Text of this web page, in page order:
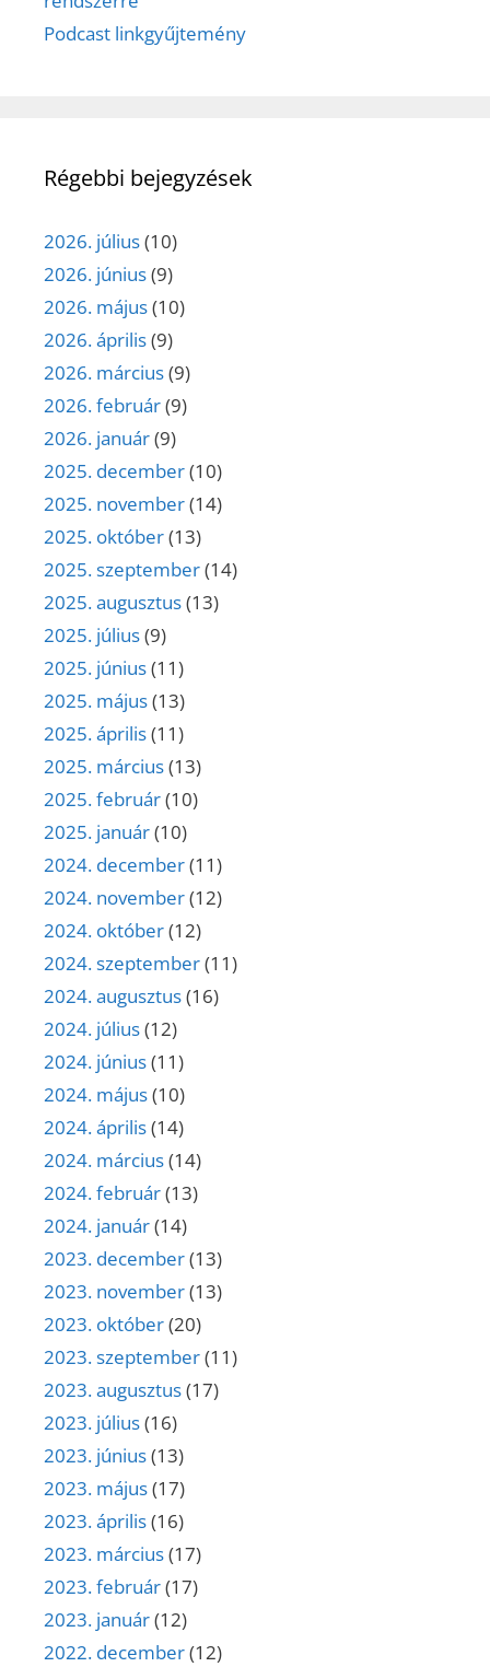
Podcast linkgyűjtemény
Régebbi bejegyzések
2026. július(10)
2026. június(9)
2026. május(10)
2026. április(9)
2026. március(9)
2026. február(9)
2026. január(9)
2025. december(10)
2025. november(14)
2025. október(13)
2025. szeptember(14)
2025. augusztus(13)
2025. július(9)
2025. június(11)
2025. május(13)
2025. április(11)
2025. március(13)
2025. február(10)
2025. január(10)
2024. december(11)
2024. november(12)
2024. október(12)
2024. szeptember(11)
2024. augusztus(16)
2024. július(12)
2024. június(11)
2024. május(10)
2024. április(14)
2024. március(14)
2024. február(13)
2024. január(14)
2023. december(13)
2023. november(13)
2023. október(20)
2023. szeptember(11)
2023. augusztus(17)
2023. július(16)
2023. június(13)
2023. május(17)
2023. április(16)
2023. március(17)
2023. február(17)
2023. január(12)
2022. december(12)